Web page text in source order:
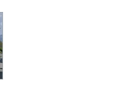
Hem 2/2 (Hybridloks)